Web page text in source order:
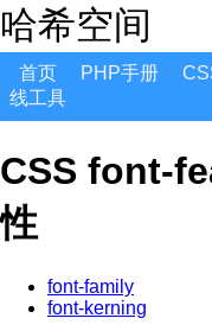
哈希空间
首页 PHP手册
线工具
CSS font-
性
font-family
font-kerning